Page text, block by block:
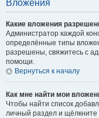
Вложения
Какие вложения
Администратор каждой
определённые типы
разрешены, свяжитесь с
помощи.
Вернуться к началу
Как мне найти мои
Чтобы найти список
личный раздел и